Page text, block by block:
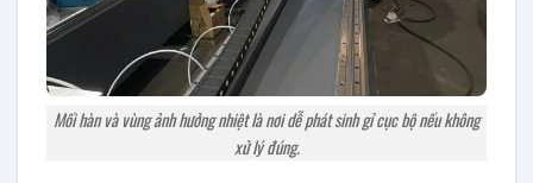
Mối hàn và vùng ảnh hưởng nhiệt là nơi dễ phát sinh gỉ cục bộ nếu không
xử lý đúng.